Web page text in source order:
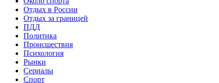
Отдых в России
Отдых за границей
ПДД
Политика
Происшествия
Психология
Рынки
Сериалы
Спорт